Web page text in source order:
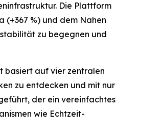
Die Plattform
(+367 %) und dem Nahen
zu begegnen und
basiert auf vier zentralen
zu entdecken und mit nur
der ein vereinfachtes
wie Echtzeit-